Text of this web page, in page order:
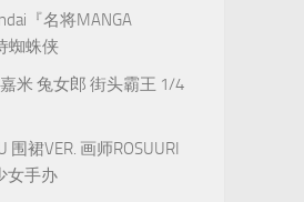
『名将MANGA
蜘蛛侠
嘉米 兔女郎 街头霸王 1/4
围裙VER. 画师ROSUURI
女手办